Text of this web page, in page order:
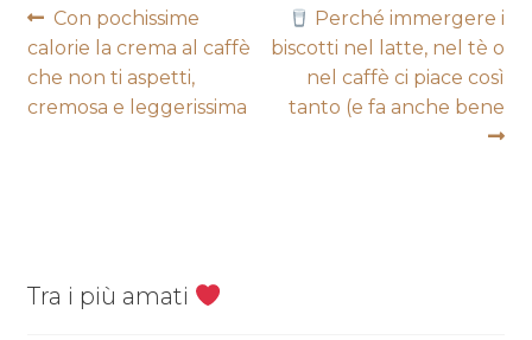
Navigazione
articoli
Articolo
precedente:
Con pochissime
calorie la crema al caffè
che non ti aspetti,
cremosa e leggerissima
Articolo
successivo:
Perché immergere i
biscotti nel latte, nel tè o
nel caffè ci piace così
tanto (e fa anche bene
Tra i più amati